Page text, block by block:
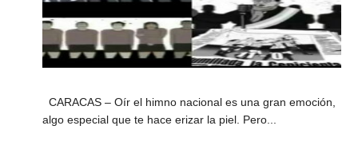
CARACAS – Oír el himno nacional es una gran emoción,
algo especial que te hace erizar la piel. Pero...